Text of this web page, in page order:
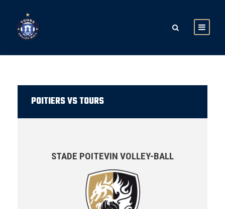
POITIERS VS TOURS
STADE POITEVIN VOLLEY-BALL